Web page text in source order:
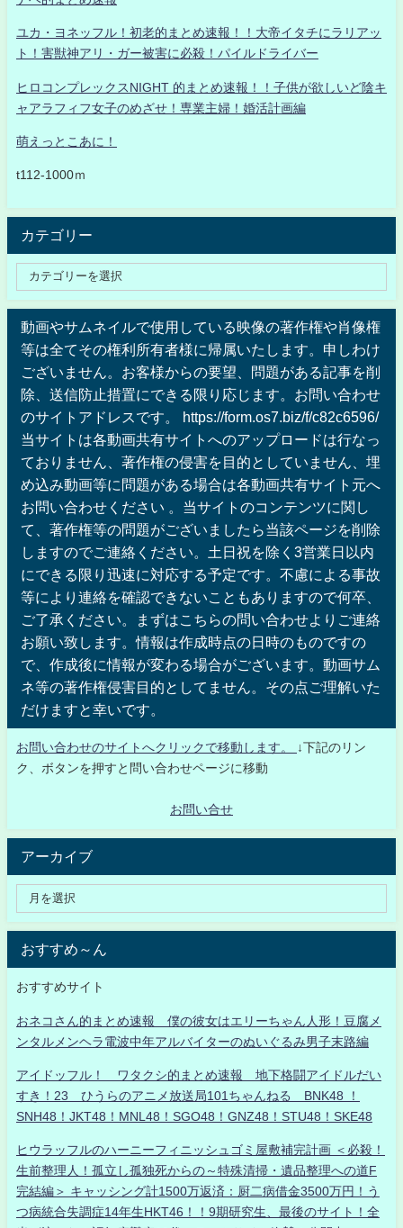
ユカ・ヨネッフル！初老的まとめ速報！！大帝イタチにラリアッ
ト！害獣神アリ・ガー被害に必殺！パイルドライバー
ヒロコンプレックスNIGHT 的まとめ速報！！子供が欲しいど陰キ
ャアラフィフ女子のめざせ！専業主婦！婚活計画編
萌えっとこあに！
t112-1000ｍ
カテゴリー
動画やサムネイルで使用している映像の著作権や肖像権
等は全てその権利所有者様に帰属いたします。申しわけ
ございません。お客様からの要望、問題がある記事を削
除、送信防止措置にできる限り応じます。お問い合わせ
のサイトアドレスです。 https://form.os7.biz/f/c82c6596/
当サイトは各動画共有サイトへのアップロードは行なっ
ておりません、著作権の侵害を目的としていません、埋
め込み動画等に問題がある場合は各動画共有サイト元へ
お問い合わせください 。当サイトのコンテンツに関し
て、著作権等の問題がございましたら当該ページを削除
しますのでご連絡ください。土日祝を除く3営業日以内
にできる限り迅速に対応する予定です。不慮による事故
等により連絡を確認できないこともありますので何卒、
ご了承ください。まずはこちらの問い合わせよりご連絡
お願い致します。情報は作成時点の日時のものですの
で、作成後に情報が変わる場合がございます。動画サム
ネ等の著作権侵害目的としてません。その点ご理解いた
だけますと幸いです。
お問い合わせのサイトへクリックで移動します。
↓下記のリン
ク、ボタンを押すと問い合わせページに移動
お問い合せ
アーカイブ
おすすめ～ん
おすすめサイト
おネコさん的まとめ速報 僕の彼女はエリーちゃん人形！豆腐メ
ンタルメンヘラ電波中年アルバイターのぬいぐるみ男子末路編
アイドッフル！ ワタクシ的まとめ速報 地下格闘アイドルだい
すき！23 ひうらのアニメ放送局101ちゃんねる BNK48 ！
SNH48！JKT48！MNL48！SGO48！GNZ48！STU48！SKE48
ヒウラッフルのハーニーフィニッシュゴミ屋敷補完計画 ＜必殺！
生前整理人！孤立し孤独死からの～特殊清掃・遺品整理への道F
完結編＞ キャッシング計1500万返済：厨二病借金3500万円！う
つ病統合失調症14年生HKT46！！9期研究生、最後のサイト！全